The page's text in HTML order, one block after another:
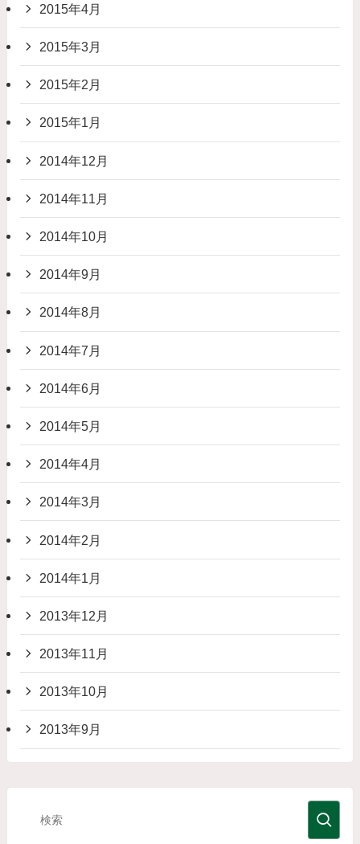
2015年4月
2015年3月
2015年2月
2015年1月
2014年12月
2014年11月
2014年10月
2014年9月
2014年8月
2014年7月
2014年6月
2014年5月
2014年4月
2014年3月
2014年2月
2014年1月
2013年12月
2013年11月
2013年10月
2013年9月